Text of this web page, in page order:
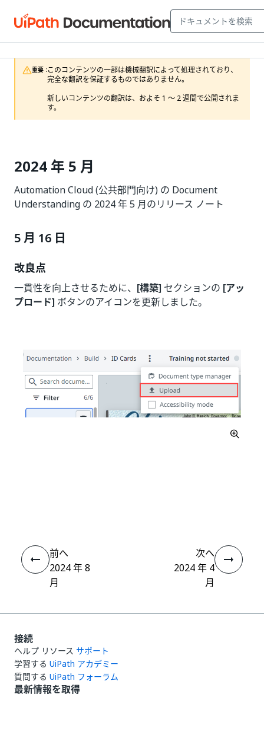
重要 :このコンテンツの一部は機械翻訳によって処理されており、
完全な翻訳を保証するものではありません。
新しいコンテンツの翻訳は、およそ 1 ～ 2 週間で公開されま
す。
2024 年 5 月
Automation Cloud (公共部門向け) の Document
Understanding の 2024 年 5 月のリリース ノート
5 月 16 日
改良点
一貫性を向上させるために、 [構築] セクションの [アッ
プロード] ボタンのアイコンを更新しました。
前へ
2024 年 8
月
次へ
2024 年 4
月
接続
ヘルプ リソース サポート
学習する UiPath アカデミー
質問する UiPath フォーラム
最新情報を取得